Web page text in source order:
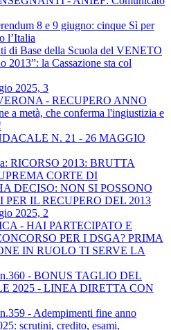
8 e 9 giugno: cinque Sì per
l’Italia
di Base della Scuola del VENETO
2013”: la Cassazione sta col
2025, 3
- RECUPERO ANNO
a metà, che conferma l'ingiustizia e
N. 21 - 26 MAGGIO
RICORSO 2013: BRUTTA
CORTE DI
DECISO: NON SI POSSONO
PER IL RECUPERO DEL 2013
2025, 2
- HAI PARTECIPATO E
PER I DSGA? PRIMA
IN RUOLO TI SERVE LA
- BONUS TAGLIO DEL
2025 - LINEA DIRETTA CON
- Adempimenti fine anno
scrutini, credito, esami,